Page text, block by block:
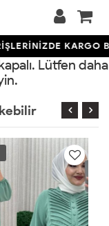
KARGO
Lütfen daha